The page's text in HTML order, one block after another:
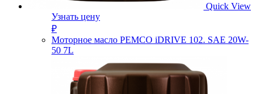
Quick View
Узнать цену
₽
Моторное масло PEMCO iDRIVE 102. SAE 20W-
50 7L